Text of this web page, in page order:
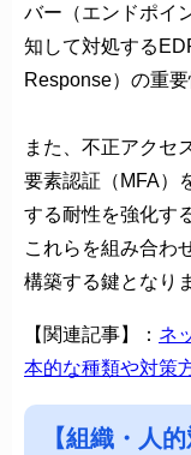
バー（エンドポイ
知して対処する
Response）の重
また、不正アクセ
要素認証（MFA）
する耐性を強化す
これらを組み合わ
構築する鍵となり
【関連記事】： ネ
本的な種類や対策
【組織・人